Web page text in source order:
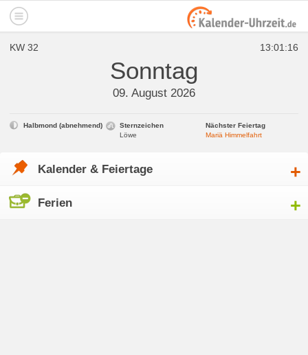
KW 32 13:01:16
Sonntag
09. August 2026
Halbmond (abnehmend)
Sternzeichen
Löwe
Nächster Feiertag
Mariä Himmelfahrt
Kalender & Feiertage
Ferien